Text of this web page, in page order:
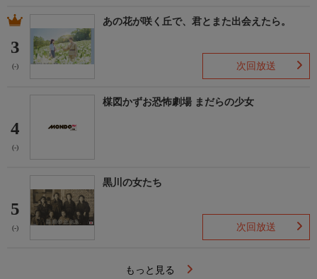
3
(-)
あの花が咲く丘で、君とまた出会えたら。
次回放送
4
(-)
楳図かずお恐怖劇場 まだらの少女
5
(-)
黒川の女たち
次回放送
もっと見る